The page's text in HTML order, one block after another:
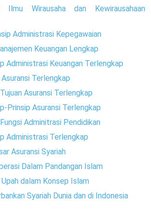
Ilmu Wirausaha dan Kewirausahaan
Administrasi Kepegawaian
Keuangan Lengkap
Administrasi Keuangan Terlengkap
Terlengkap
Asuransi Terlengkap
Prinsip Asuransi Terlengkap
Adminitrasi Pendidikan
Administrasi Terlengkap
Asuransi Syariah
Dalam Pandangan Islam
dalam Konsep Islam
Syariah Dunia dan di Indonesia